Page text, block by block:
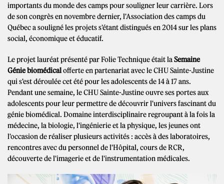
importants du monde des camps pour souligner leur carrière. Lors
de son congrès en novembre dernier, l'Association des camps du
Québec a souligné les projets s'étant distingués en 2014 sur les plans
social, économique et éducatif.
Le projet lauréat présenté par Folie Technique était laSemaine
Génie biomédicalofferte en partenariat avec le CHU Sainte-Justine
qui s'est déroulée cet été pour les adolescents de 14 à 17 ans.
Pendant une semaine, le CHU Sainte-Justine ouvre ses portes aux
adolescents pour leur permettre de découvrir l'univers fascinant du
génie biomédical. Domaine interdisciplinaire regroupant à la fois la
médecine, la biologie, l'ingénierie et la physique, les jeunes ont
l'occasion de réaliser plusieurs activités : accès à des laboratoires,
rencontres avec du personnel de l'Hôpital, cours de RCR,
découverte de l'imagerie et de l'instrumentation médicales.